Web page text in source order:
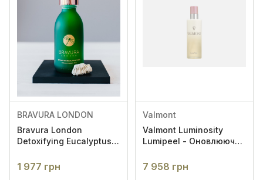
BRAVURA LONDON
Bravura London
Detoxifying Eucalyptus
AHA/BHA 150ml -
Евкаліптовий тонер
1 977 грн
Valmont
Valmont Luminosity
Lumipeel - Оновлюючий
шкіри
7 958 грн